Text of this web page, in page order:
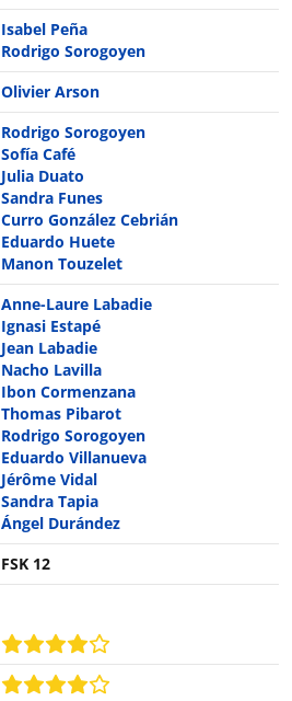
Isabel Peña
Rodrigo Sorogoyen
Olivier Arson
Rodrigo Sorogoyen
Sofía Café
Julia Duato
Sandra Funes
Curro González Cebrián
Eduardo Huete
Manon Touzelet
Anne-Laure Labadie
Ignasi Estapé
Jean Labadie
Nacho Lavilla
Ibon Cormenzana
Thomas Pibarot
Rodrigo Sorogoyen
Eduardo Villanueva
Jérôme Vidal
Sandra Tapia
Ángel Durández
FSK 12